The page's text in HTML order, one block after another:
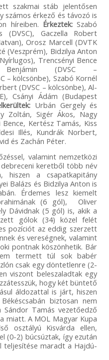
szakmai stáb jelentősen
számos érkező és távozó is
híreiben. Érkeztek:Szabó
(DVSC), Gaczella Robert
Orosz Marcell (DVTK
(Veszprém), Bidzilya Anton
Trencsényi Bence
Benjámin (DVSC –
– kölcsönbe), Szabó Kornél
(DVSC – kölcsönbe), Al-
Csányi Ádám (Budapest
Urbán Gergely és
Zoltán, Sigér Ákos, Nagy
Kertész Tamás, Kiss
Illés, Kundrák Norbert,
és Zachán Péter.
valamint nemzetközi
keretből több név
hiszen a csapatkapitány
Balázs és Bidzilya Anton is
Érdemes lesz kiemelt
(6 gól), Oliver
Dávidnak (5 gól) is, akik a
gólok (34) közel felét
pozíciót az eddig szerzett
és vereségnek, valamint
pontnak köszönhetik. Bár
termett túl sok babér
csak egy döntetlenre (2-
viszont beleszaladtak egy
hogy két büntető
áldozattal is járt, hiszen
biztosan nem
Tamás vezetőedző
miatt. A MOL Magyar Kupa
osztályú Kisvárda ellen,
(0-2) búcsúztak, így ezután
teljesítése maradt a Hajdú-